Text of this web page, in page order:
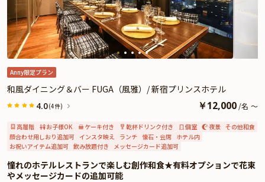
は本ページ中段の「お祝いアイテム」の欄で、選んで頂けます。
Anny限定プラン
和風ダイニング＆バー FUGA（風雅）/ 新宿プリンスホテル
4.0(4件) ￥12,000 /名 ～
高層階 お子様OK ケーキ付き 乾杯ドリンク付き 個室 夜景 その他和食
顔合わせ用しおり追加可 インスタ映え ランチ 懐石・会席 ホテル内
お祝いアイテム追加可 飲み放題付き メッセージカード追加可
憧れのホテルレストランで楽しむ創作和食★有料オプションで花束
やメッセージカードの追加可能